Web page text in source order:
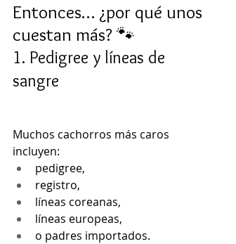
Entonces… ¿por qué unos
cuestan más? 🐾
1. Pedigree y líneas de
sangre
Muchos cachorros más caros
incluyen:
pedigree,
registro,
líneas coreanas,
líneas europeas,
o padres importados.